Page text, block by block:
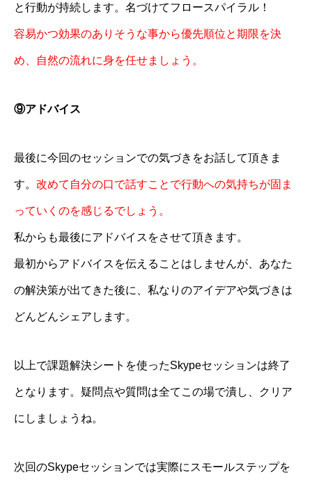
と行動が持続します。名づけてフロースパイラル！
容易かつ効果のありそうな事から優先順位と期限を決
め、自然の流れに身を任せましょう。
⑨アドバイス
最後に今回のセッションでの気づきをお話して頂きま
す。 改めて自分の口で話すことで行動への気持ちが固ま
っていくのを感じるでしょう。
私からも最後にアドバイスをさせて頂きます。
最初からアドバイスを伝えることはしませんが、あなた
の解決策が出てきた後に、私なりのアイデアや気づきは
どんどんシェアします。
以上で課題解決シートを使ったSkypeセッションは終了
となります。疑問点や質問は全てこの場で潰し、クリア
にしましょうね。
次回のSkypeセッションでは実際にスモールステップを